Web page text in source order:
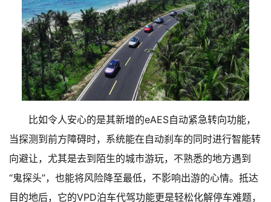
比如令人安心的是其新增的eAES自动紧急转向功能，
当探测到前方障碍时，系统能在自动刹车的同时进行智能转
向避让，尤其是去到陌生的城市游玩，不熟悉的地方遇到
“鬼探头”，也能将风险降至最低，不影响出游的心情。抵达
目的地后，它的VPD泊车代驾功能更是轻松化解停车难题，